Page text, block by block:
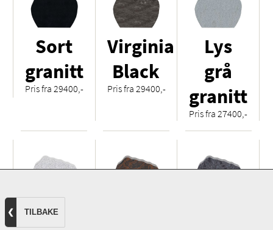
Sort
granitt
Pris fra 29400,-
Virginia
Black
Pris fra 29400,-
Lys
grå
granitt
Pris fra 27400,-
Hvit
❮ TILBAKE